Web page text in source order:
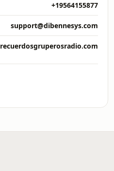
+19564155877
support@dibennesys.com
recuerdosgruperosradio.com